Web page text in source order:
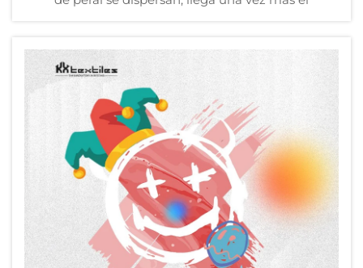
seres queridos y acoger la nueva vida que trae la
primavera. En esta ocasión solemne pero cálida, KXT
Home Textiles manifiesta un profundo respeto y
ternura, utilizando nuestros suaves productos,
cuidadosamente elaborados, para expresar nuestras
sinceras penas y proteger cada recuerdo preciado.